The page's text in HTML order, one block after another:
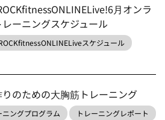
月オンラ
ーニングスケジュール
スケジュール
のための大胸筋トレーニング
ニングプログラム
トレーニングレポート